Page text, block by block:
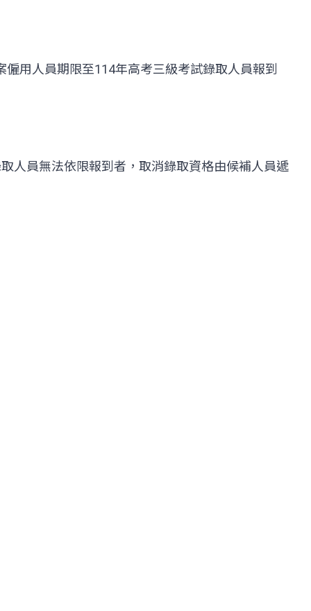
用人員期限至114年高考三級考試錄取人員報到
人員無法依限報到者，取消錄取資格由候補人員遞